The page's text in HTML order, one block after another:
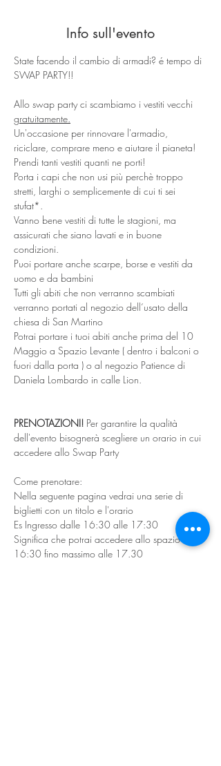
Info sull'evento
State facendo il cambio di armadi? é tempo di
SWAP PARTY!!
Allo swap party ci scambiamo i vestiti vecchi
gratuitamente.
Un'occasione per rinnovare l'armadio,
riciclare, comprare meno e aiutare il pianeta!
Prendi tanti vestiti quanti ne porti!
Porta i capi che non usi più perchè troppo
stretti, larghi o semplicemente di cui ti sei
stufat*.
Vanno bene vestiti di tutte le stagioni, ma
assicurati che siano lavati e in buone
condizioni.
Puoi portare anche scarpe, borse e vestiti da
uomo e da bambini
Tutti gli abiti che non verranno scambiati
verranno portati al negozio dell‘usato della
chiesa di San Martino
Potrai portare i tuoi abiti anche prima del 10
Maggio a Spazio Levante ( dentro i balconi o
fuori dalla porta ) o al negozio Patience di
Daniela Lombardo in calle Lion.
PRENOTAZIONI! Per garantire la qualità
dell'evento bisognerà scegliere un orario in cui
accedere allo Swap Party
Come prenotare:
Nella seguente pagina vedrai una serie di
biglietti con un titolo e l'orario
Es Ingresso dalle 16:30 alle 17:30
Significa che potrai accedere allo spazio tra le
16:30 fino massimo alle 17.30